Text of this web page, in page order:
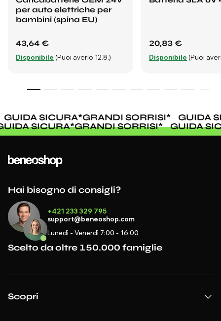
per auto elettriche per
bambini (spina EU)
43,64 €
Disponibile (Puoi averlo 12.8.)
20,83 €
Disponibile (Puoi
SICURA*GRANDI SORRISI*
GUIDA
GUIDA SICURA*GRANDI SORRISI* GUIDA
Hai bisogno di consigli?
+421 233 329 795
support@beneoshop.com
Lunedì - Venerdì 7:00 - 16:00
Scelto da oltre 150.000 famiglie
Scopri